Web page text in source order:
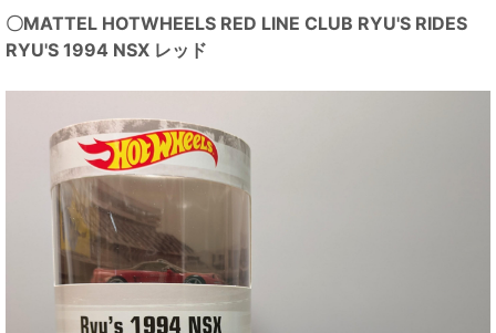
〇MATTEL HOTWHEELS RED LINE CLUB RYU'S RIDES
RYU'S 1994 NSX レッド